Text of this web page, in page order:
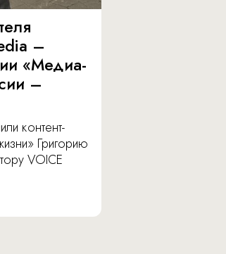
–
«Медиа-
–
контент-
Григорию
VOICE